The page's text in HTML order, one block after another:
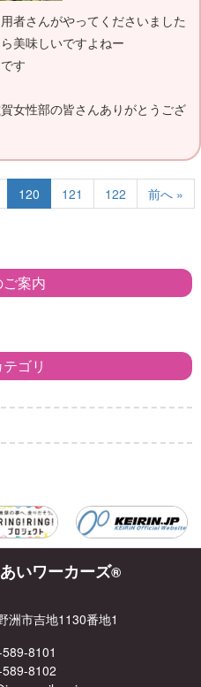
者さんがやってくださいました
美味しいですよねー
す
女性部の皆さんありがとうござ
120 121 122
前へ »
案内
ゴリ
いワーカーズ®
洲市吉地1130番地1
8101
8102